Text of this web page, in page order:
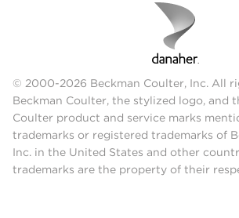
© 2000-2026 Beckman Coulter, Inc. All
Beckman Coulter, the stylized logo, and
Coulter product and service marks
trademarks or registered trademarks of
Inc. in the United States and other
trademarks are the property of their